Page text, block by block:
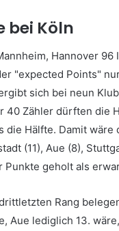
bei Köln
Hannover
"expected Points"
sich bei neun
40 Zähler dürften die
die Hälfte. Damit
(11), Aue (8),
Punkte geholt als
Rang
Aue lediglich 13.